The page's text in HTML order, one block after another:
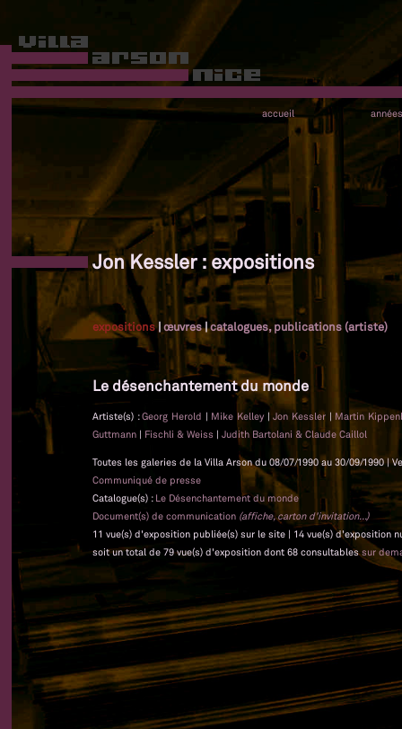
accueil années
Jon Kessler : expositions
expositions|œuvres|catalogues, publications (artiste)
Le désenchantement du monde
Artiste(s) :Georg Herold | Mike Kelley |Jon Kessler | Martin
Guttmann | Fischli & Weiss | Judith Bartolani & Claude Caillol
Toutes les galeries de la Villa Arson du 08/07/1990 au 30/09/1990 |
Communiqué de presse
Catalogue(s) : Le Désenchantement du monde
Document(s) de communication (affiche, carton d'invitation...)
11 vue(s) d'exposition publiée(s) sur le site | 14 vue(s) d'exposition
soit un total de 79 vue(s) d'exposition dont 68 consultablessur